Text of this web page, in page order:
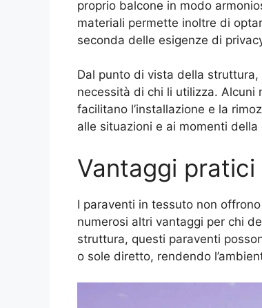
proprio balcone in modo
materiali permette inoltre di
seconda delle esigenze di
Dal punto di vista della
necessità di chi li utilizza.
facilitano l’installazione e la
alle situazioni e ai momenti della
Vantaggi
I paraventi in tessuto non
numerosi altri vantaggi per chi
struttura, questi paraventi
o sole diretto, rendendo